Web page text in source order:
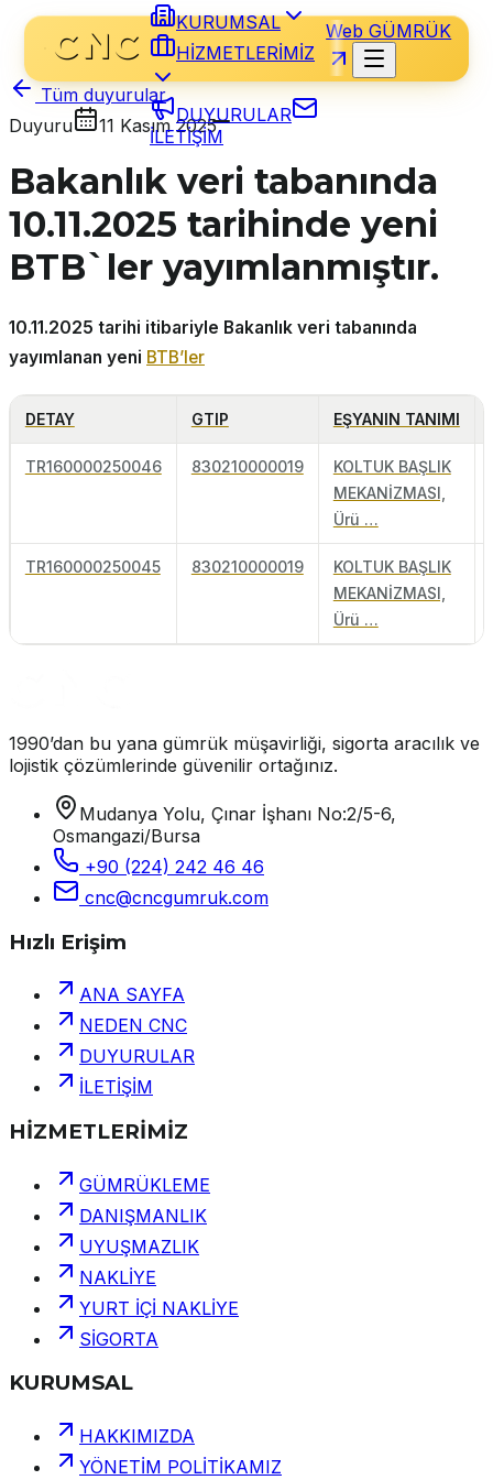
KURUMSAL
HİZMETLERİMİZ
DUYURULAR
İLETİŞİM
Web GÜMRÜK
Tüm duyurular
Duyuru
11 Kasım 2025
Bakanlık veri tabanında
10.11.2025 tarihinde yeni
BTB`ler yayımlanmıştır.
10.11.2025 tarihi itibariyle Bakanlık veri tabanında
yayımlanan yeni BTB’ler
DETAY GTIP EŞYANIN TANIMI
TR160000250046 830210000019
KOLTUK BAŞLIK
MEKANİZMASI,
Ürü …
TR160000250045 830210000019
KOLTUK BAŞLIK
MEKANİZMASI,
Ürü …
1990’dan bu yana gümrük müşavirliği, sigorta aracılık ve
lojistik çözümlerinde güvenilir ortağınız.
Mudanya Yolu, Çınar İşhanı No:2/5-6,
Osmangazi/Bursa
+90 (224) 242 46 46
cnc@cncgumruk.com
Hızlı Erişim
ANA SAYFA
NEDEN CNC
DUYURULAR
İLETİŞİM
HİZMETLERİMİZ
GÜMRÜKLEME
DANIŞMANLIK
UYUŞMAZLIK
NAKLİYE
YURT İÇİ NAKLİYE
SİGORTA
KURUMSAL
HAKKIMIZDA
YÖNETİM POLİTİKAMIZ